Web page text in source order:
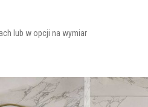
lub w opcji na wymiar